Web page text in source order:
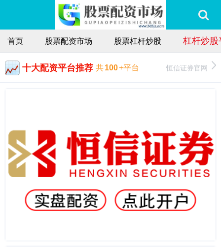
首页 股票配资市场 股票杠杆炒股 杠杆炒股
十大配资平台推荐 共100+平台 恒信证券官网